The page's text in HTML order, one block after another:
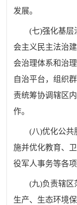
发展。
(七)强化基层
会主义民主法治
会治理体系和治
自治平台，组织
责统筹协调辖区
作。
(八)优化公共
施并优化教育、
役军人事务等各项
(九)负责辖区
生产、生态环境